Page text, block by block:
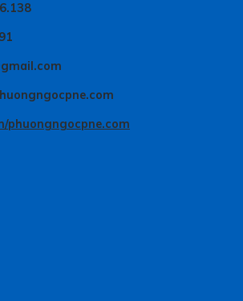
phuongngocpne.com